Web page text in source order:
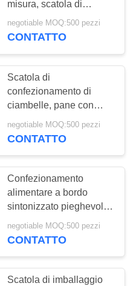
13
misura, scatola di
cassetto di carta leggera
per il tè
negotiable MOQ:500 pezzi
CONTATTO
Scatola di
confezionamento di
ciambelle, pane con
cassetto, scatola di
confezionamento di
negotiable MOQ:500 pezzi
CONTATTO
Confezionamento
alimentare a bordo
sintonizzato pieghevole
Rectangle per
l'imballaggio di biscotti
negotiable MOQ:500 pezzi
CONTATTO
Scatola di imballaggio